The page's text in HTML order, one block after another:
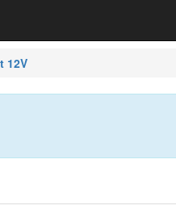
12V